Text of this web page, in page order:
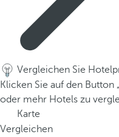
Vergleichen Sie
Klicken Sie auf den Button
oder mehr Hotels zu
Karte
Vergleichen